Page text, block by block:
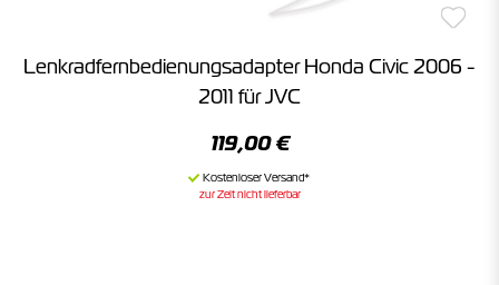
Lenkradfernbedienungsadapter Honda Civic 2006 -
2011 für JVC
119,00 €
zur Zeit nicht lieferbar